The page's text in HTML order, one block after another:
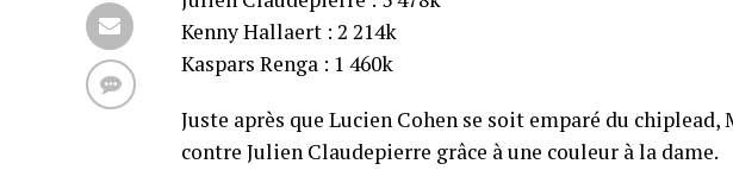
Kenny Hallaert : 2 214k
Kaspars Renga : 1 460k
Juste après que Lucien Cohen se soit emparé du
contre Julien Claudepierre grâce à une couleur à la dame.